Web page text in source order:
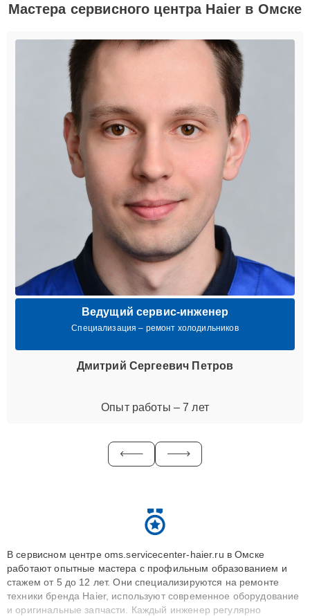
Мастера сервисного центра Haier в Омске
Ведущий сервис-инженер
Специализация – ремонт холодильников
Дмитрий Сергеевич Петров
Опыт работы – 7 лет
В сервисном центре oms.servicecenter-haier.ru в Омске
работают опытные мастера с профильным образованием и
стажем от 5 до 12 лет. Они специализируются на ремонте
техники бренда Haier, используют современное оборудование
и оригинальные запчасти. Каждый инженер регулярно